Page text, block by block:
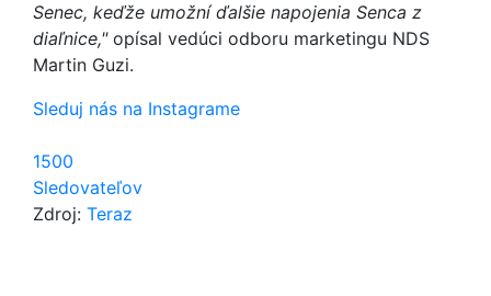
Senec, keďže umožní ďalšie napojenia Senca z
diaľnice,"opísal vedúci odboru marketingu NDS
Martin Guzi.
Sleduj nás na Instagrame
1500
Sledovateľov
Zdroj: Teraz